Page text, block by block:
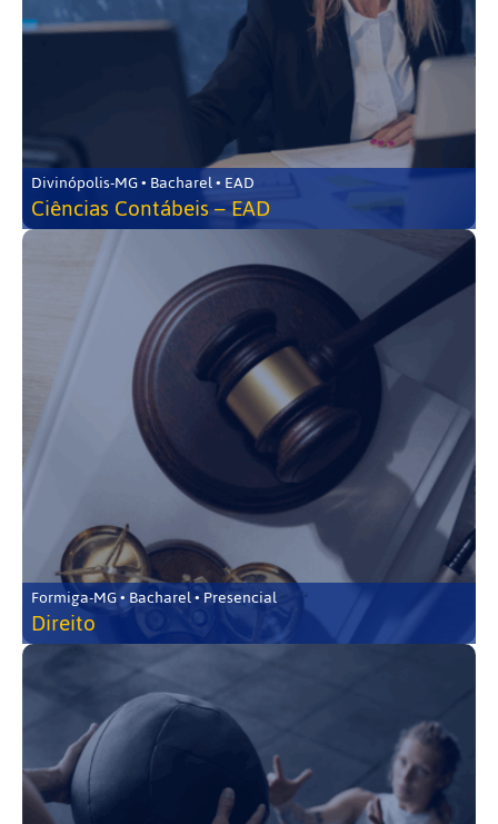
Divinópolis-MG • Bacharel • EAD
Ciências Contábeis – EAD
Formiga-MG • Bacharel • Presencial
Direito